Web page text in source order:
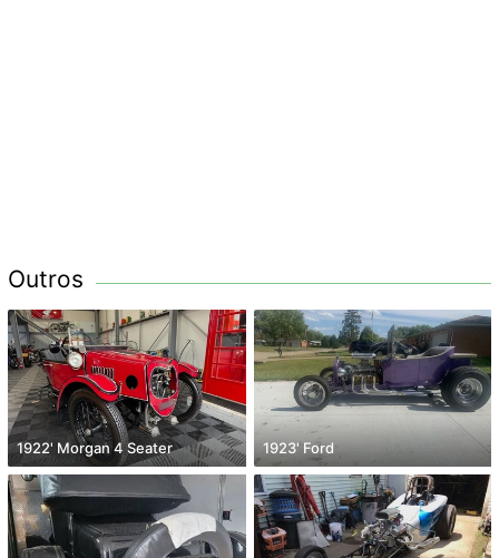
Outros
1922' Morgan 4 Seater 1923' Ford